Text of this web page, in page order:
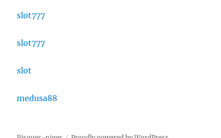
slot777
slot777
slot
medusa88